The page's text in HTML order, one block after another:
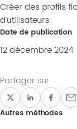
Créer des profils
d’utilisateurs
Date de publication
12 décembre 2024
Partager sur
Autres méthodes